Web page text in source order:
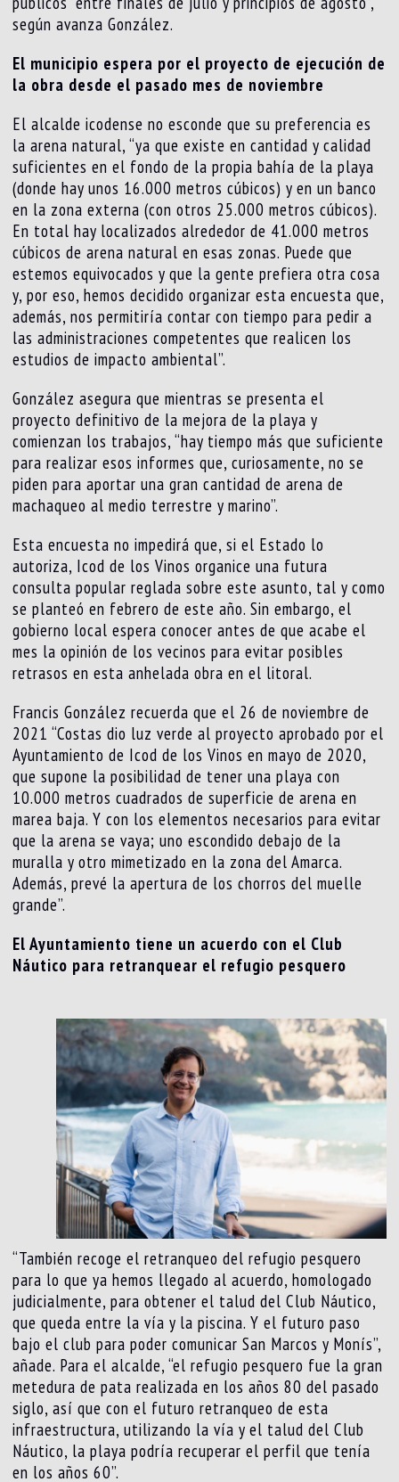
según avanza González.
El municipio espera por el proyecto de ejecución de
la obra desde el pasado mes de noviembre
El alcalde icodense no esconde que su preferencia es
la arena natural, “ya que existe en cantidad y calidad
suficientes en el fondo de la propia bahía de la playa
(donde hay unos 16.000 metros cúbicos) y en un banco
en la zona externa (con otros 25.000 metros cúbicos).
En total hay localizados alrededor de 41.000 metros
cúbicos de arena natural en esas zonas. Puede que
estemos equivocados y que la gente prefiera otra cosa
y, por eso, hemos decidido organizar esta encuesta que,
además, nos permitiría contar con tiempo para pedir a
las administraciones competentes que realicen los
estudios de impacto ambiental”.
González asegura que mientras se presenta el
proyecto definitivo de la mejora de la playa y
comienzan los trabajos, “hay tiempo más que suficiente
para realizar esos informes que, curiosamente, no se
piden para aportar una gran cantidad de arena de
machaqueo al medio terrestre y marino”.
Esta encuesta no impedirá que, si el Estado lo
autoriza, Icod de los Vinos organice una futura
consulta popular reglada sobre este asunto, tal y como
se planteó en febrero de este año. Sin embargo, el
gobierno local espera conocer antes de que acabe el
mes la opinión de los vecinos para evitar posibles
retrasos en esta anhelada obra en el litoral.
Francis González recuerda que el 26 de noviembre de
2021 “Costas dio luz verde al proyecto aprobado por el
Ayuntamiento de Icod de los Vinos en mayo de 2020,
que supone la posibilidad de tener una playa con
10.000 metros cuadrados de superficie de arena en
marea baja. Y con los elementos necesarios para evitar
que la arena se vaya; uno escondido debajo de la
muralla y otro mimetizado en la zona del Amarca.
Además, prevé la apertura de los chorros del muelle
grande”.
El Ayuntamiento tiene un acuerdo con el Club
Náutico para retranquear el refugio pesquero
“También recoge el retranqueo del refugio pesquero
para lo que ya hemos llegado al acuerdo, homologado
judicialmente, para obtener el talud del Club Náutico,
que queda entre la vía y la piscina. Y el futuro paso
bajo el club para poder comunicar San Marcos y Monís”,
añade. Para el alcalde, “el refugio pesquero fue la gran
metedura de pata realizada en los años 80 del pasado
siglo, así que con el futuro retranqueo de esta
infraestructura, utilizando la vía y el talud del Club
Náutico, la playa podría recuperar el perfil que tenía
en los años 60”.